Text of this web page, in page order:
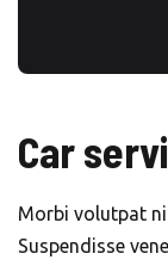
Car
Morbi volutpat
Suspendisse